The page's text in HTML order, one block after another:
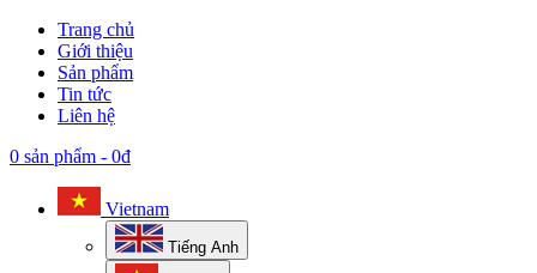
Trang chủ
Giới thiệu
Sản phẩm
Tin tức
Liên hệ
0 sản phẩm - 0đ
Vietnam
Tiếng Anh